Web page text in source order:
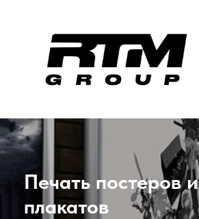
Печать постеров и
плакатов